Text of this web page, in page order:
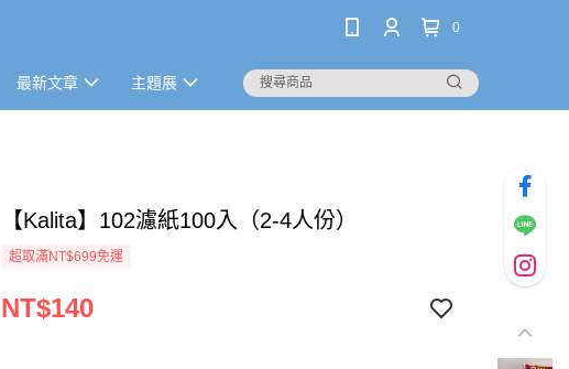
0
最新文章 主題展
【Kalita】102濾紙100入（2-4人份）
超取滿NT$699免運
NT$140